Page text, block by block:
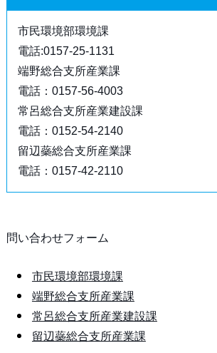
市民環境部環境課
電話:0157-25-1131
端野総合支所産業課
電話：0157-56-4003
常呂総合支所産業建設課
電話：0152-54-2140
留辺蘂総合支所産業課
電話：0157-42-2110
問い合わせフォーム
市民環境部環境課
端野総合支所産業課
常呂総合支所産業建設課
留辺蘂総合支所産業課